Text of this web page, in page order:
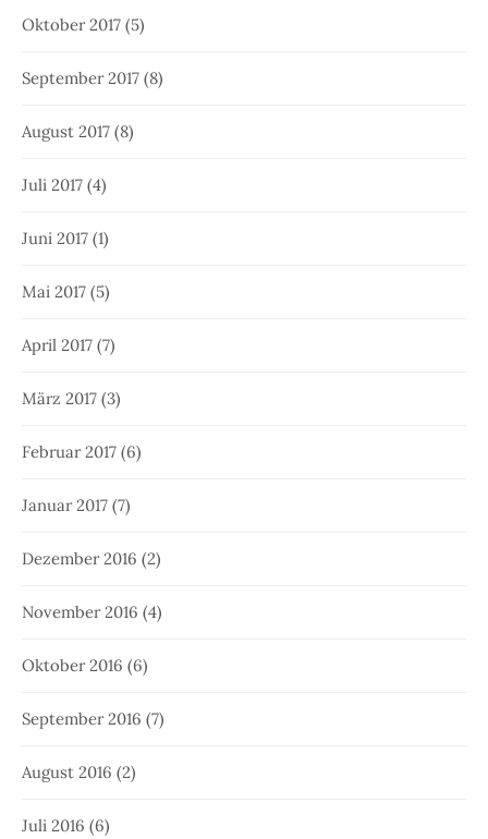
Oktober 2017 (5)
September 2017 (8)
August 2017 (8)
Juli 2017 (4)
Juni 2017 (1)
Mai 2017 (5)
April 2017 (7)
März 2017 (3)
Februar 2017 (6)
Januar 2017 (7)
Dezember 2016 (2)
November 2016 (4)
Oktober 2016 (6)
September 2016 (7)
August 2016 (2)
Juli 2016 (6)